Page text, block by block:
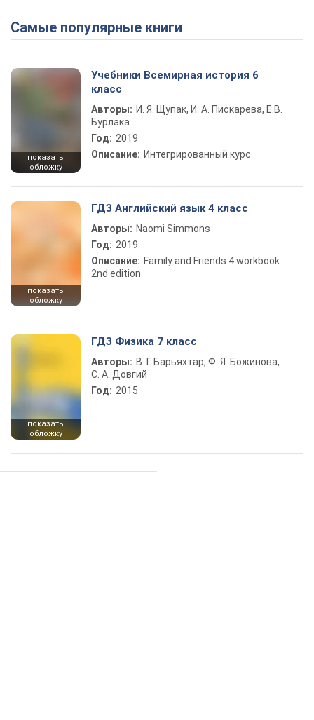
Самые популярные книги
показать
обложку
Учебники Всемирная история 6
класс
Авторы: И. Я. Щупак, И. А. Пискарева, Е.В.
Бурлака
Год: 2019
Описание: Интегрированный курс
показать
обложку
ГДЗ Английский язык 4 класс
Авторы: Naomi Simmons
Год: 2019
Описание: Family and Friends 4 workbook
2nd edition
показать
обложку
ГДЗ Физика 7 класс
Авторы: В. Г. Барьяхтар, Ф. Я. Божинова,
С. А. Довгий
Год: 2015